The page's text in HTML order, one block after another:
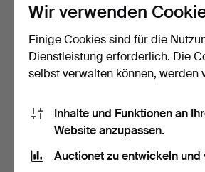
ARMBANDUHREN,
Omega.
Beendet 29. Nov 2025
7 Gebote
26
Wir verwenden
Einige Cookies sind für die
Dienstleistung erforderlich. Die
selbst verwalten können, werden
Inhalte und Funktionen an
Website anzupassen.
Auctionet zu entwickeln und